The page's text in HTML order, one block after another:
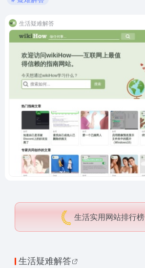
生活疑难解答
生活实用网站排行榜
生活疑难解答